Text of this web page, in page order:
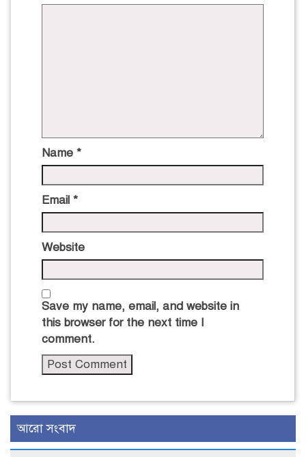
Name *
Email *
Website
Save my name, email, and website in
this browser for the next time I
comment.
আরো সংবাদ